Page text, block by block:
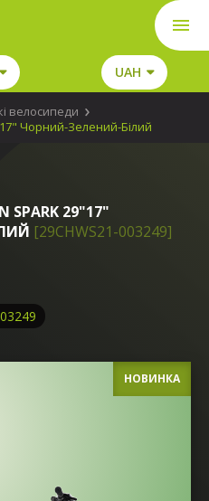
UAH
велосипеди
Чорний-Зелений-Білий
29"17"
[29CHWS21-003249]
НОВИНКА